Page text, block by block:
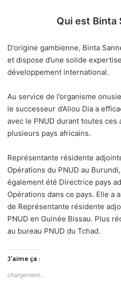
Qui est Binta
D’origine gambienne, Binta
et dispose d’une solide
développement international.
Au service de l’organisme
le successeur d’Aliou Dia a
avec le PNUD durant toutes ces
plusieurs pays africains.
Représentante résidente
Opérations du PNUD au
également été Directrice pays
Opérations dans ce pays. Elle a
de Représentante résidente
PNUD en Guinée Bissau. Plus
au bureau PNUD du Tchad.
J’aime ça :
chargement…